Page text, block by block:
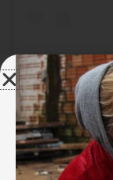
Uma publicação